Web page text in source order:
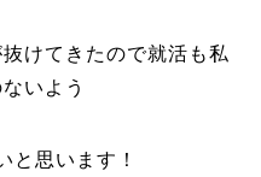
けてきたので就活も私
いよう
と思います！